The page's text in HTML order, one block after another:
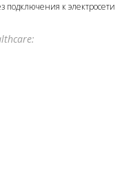
подключения к электросети